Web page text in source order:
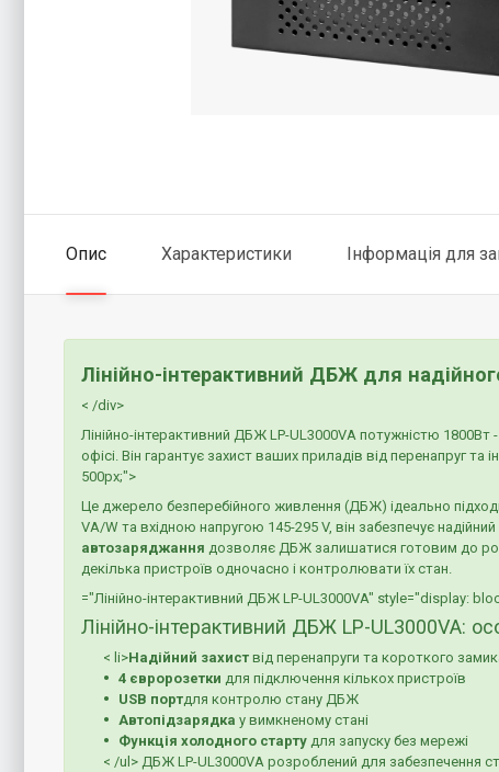
Опис Характеристики Інформація для
Лінійно-інтерактивний ДБЖ для
< /div>
Лінійно-інтерактивний ДБЖ LP-UL3000VA потужністю
офісі. Він гарантує захист ваших приладів від
500px;">
Це джерело безперебійного живлення (ДБЖ) ідеально
VA/W та вхідною напругою 145-295 V, він забезпечує
автозаряджання дозволяє ДБЖ залишатися готовим до
декілька пристроїв одночасно і контролювати їх стан.
="Лінійно-інтерактивний ДБЖ LP-UL3000VA" style="display:
Лінійно-інтерактивний ДБЖ LP-UL3000VA:
< li>Надійний захист від перенапруги та короткого
4 євророзетки для підключення кількох пристроїв
USB портдля контролю стану ДБЖ
Автопідзарядка у вимкненому стані
Функція холодного старту для запуску без мережі
< /ul> ДБЖ LP-UL3000VA розроблений для забезпечення